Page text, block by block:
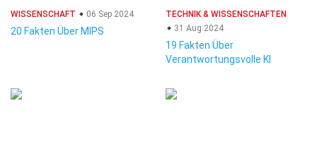
WISSENSCHAFT 06 Sep 2024
20 Fakten Über MIPS
TECHNIK & WISSENSCHAFTEN
31 Aug 2024
19 Fakten Über
Verantwortungsvolle KI